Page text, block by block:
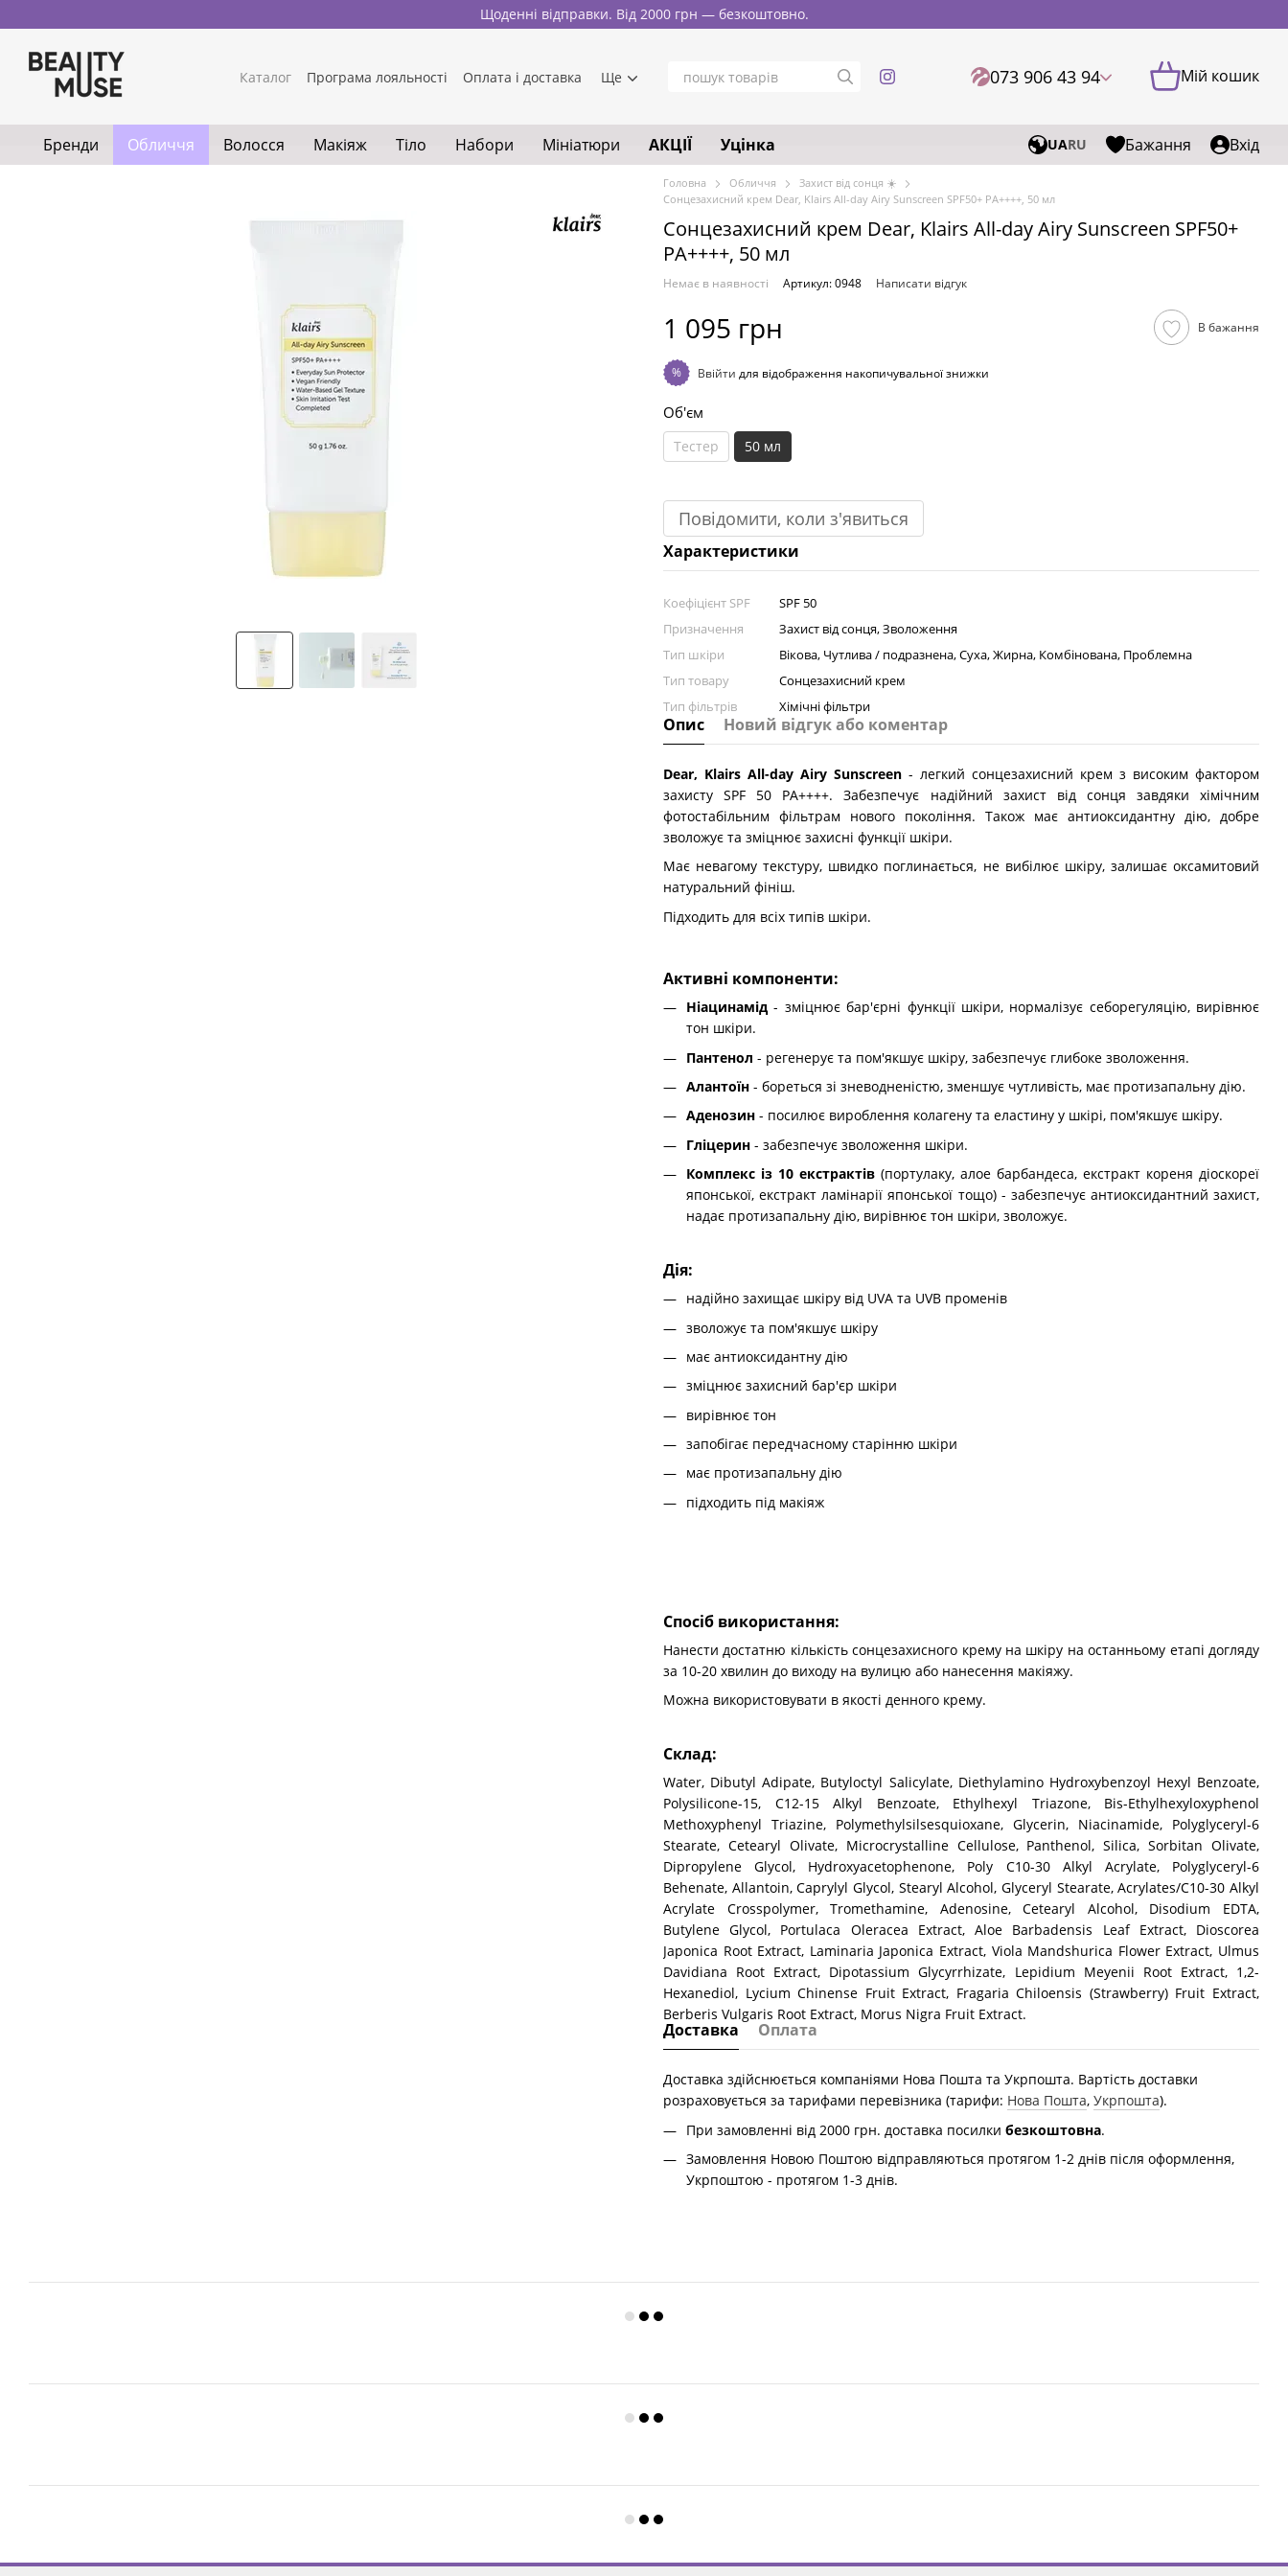
Щоденні відправки. Від 2000 грн — безкоштовно.
Каталог Програма лояльності Оплата і доставка Ще 073 906 43 94 Мій кошик
Бренди Обличчя Волосся Макіяж Тіло Набори Мініатюри АКЦІЇ Уцінка UARU Бажання Вхід
Головна Обличчя
Захист від сонця ☀️
Сонцезахисний крем Dear, Klairs All-day Airy Sunscreen SPF50+ PA++++, 50 мл
Сонцезахисний крем Dear, Klairs All-day Airy Sunscreen SPF50+
PA++++, 50 мл
Немає в наявності Артикул: 0948 Написати відгук
1 095 грн В бажання
% Ввійти для відображення накопичувальної знижки
Об'єм
Тестер 50 мл
Повідомити, коли з'явиться
Характеристики
Коефіцієнт SPF
SPF 50
Призначення
Захист від сонця, Зволоження
Тип шкіри
Вікова, Чутлива / подразнена, Суха, Жирна, Комбінована, Проблемна
Тип товару
Сонцезахисний крем
Тип фільтрів
Хімічні фільтри
Опис Новий відгук або коментар
Dear, Klairs All-day Airy Sunscreen - легкий сонцезахисний крем з високим фактором
захисту SPF 50 PA++++. Забезпечує надійний захист від сонця завдяки хімічним
фотостабільним фільтрам нового покоління. Також має антиоксидантну дію, добре
зволожує та зміцнює захисні функції шкіри.
Має невагому текстуру, швидко поглинається, не вибілює шкіру, залишає оксамитовий
натуральний фініш.
Підходить для всіх типів шкіри.
Активні компоненти:
Ніацинамід - зміцнює бар'єрні функції шкіри, нормалізує себорегуляцію, вирівнює
тон шкіри.
Пантенол - регенерує та пом'якшує шкіру, забезпечує глибоке зволоження.
Алантоїн - бореться зі зневодненістю, зменшує чутливість, має протизапальну дію.
Аденозин - посилює вироблення колагену та еластину у шкірі, пом'якшує шкіру.
Гліцерин - забезпечує зволоження шкіри.
Комплекс із 10 екстрактів (портулаку, алое барбандеса, екстракт кореня діоскореї
японської, екстракт ламінарії японської тощо) - забезпечує антиоксидантний захист,
надає протизапальну дію, вирівнює тон шкіри, зволожує.
Дія:
надійно захищає шкіру від UVA та UVB променів
зволожує та пом'якшує шкіру
має антиоксидантну дію
зміцнює захисний бар'єр шкіри
вирівнює тон
запобігає передчасному старінню шкіри
має протизапальну дію
підходить під макіяж
Спосіб використання:
Нанести достатню кількість сонцезахисного крему на шкіру на останньому етапі догляду
за 10-20 хвилин до виходу на вулицю або нанесення макіяжу.
Можна використовувати в якості денного крему.
Склад:
Water, Dibutyl Adipate, Butyloctyl Salicylate, Diethylamino Hydroxybenzoyl Hexyl Benzoate,
Polysilicone-15, C12-15 Alkyl Benzoate, Ethylhexyl Triazone, Bis-Ethylhexyloxyphenol
Methoxyphenyl Triazine, Polymethylsilsesquioxane, Glycerin, Niacinamide, Polyglyceryl-6
Stearate, Cetearyl Olivate, Microcrystalline Cellulose, Panthenol, Silica, Sorbitan Olivate,
Dipropylene Glycol, Hydroxyacetophenone, Poly C10-30 Alkyl Acrylate, Polyglyceryl-6
Behenate, Allantoin, Caprylyl Glycol, Stearyl Alcohol, Glyceryl Stearate, Acrylates/C10-30 Alkyl
Acrylate Crosspolymer, Tromethamine, Adenosine, Cetearyl Alcohol, Disodium EDTA,
Butylene Glycol, Portulaca Oleracea Extract, Aloe Barbadensis Leaf Extract, Dioscorea
Japonica Root Extract, Laminaria Japonica Extract, Viola Mandshurica Flower Extract, Ulmus
Davidiana Root Extract, Dipotassium Glycyrrhizate, Lepidium Meyenii Root Extract, 1,2-
Hexanediol, Lycium Chinense Fruit Extract, Fragaria Chiloensis (Strawberry) Fruit Extract,
Berberis Vulgaris Root Extract, Morus Nigra Fruit Extract.
Доставка Оплата
Доставка здійснюється компаніями Нова Пошта та Укрпошта. Вартість доставки
розраховується за тарифами перевізника (тарифи: Нова Пошта, Укрпошта).
При замовленні від 2000 грн. доставка посилки безкоштовна.
Замовлення Новою Поштою відправляються протягом 1-2 днів після оформлення,
Укрпоштою - протягом 1-3 днів.